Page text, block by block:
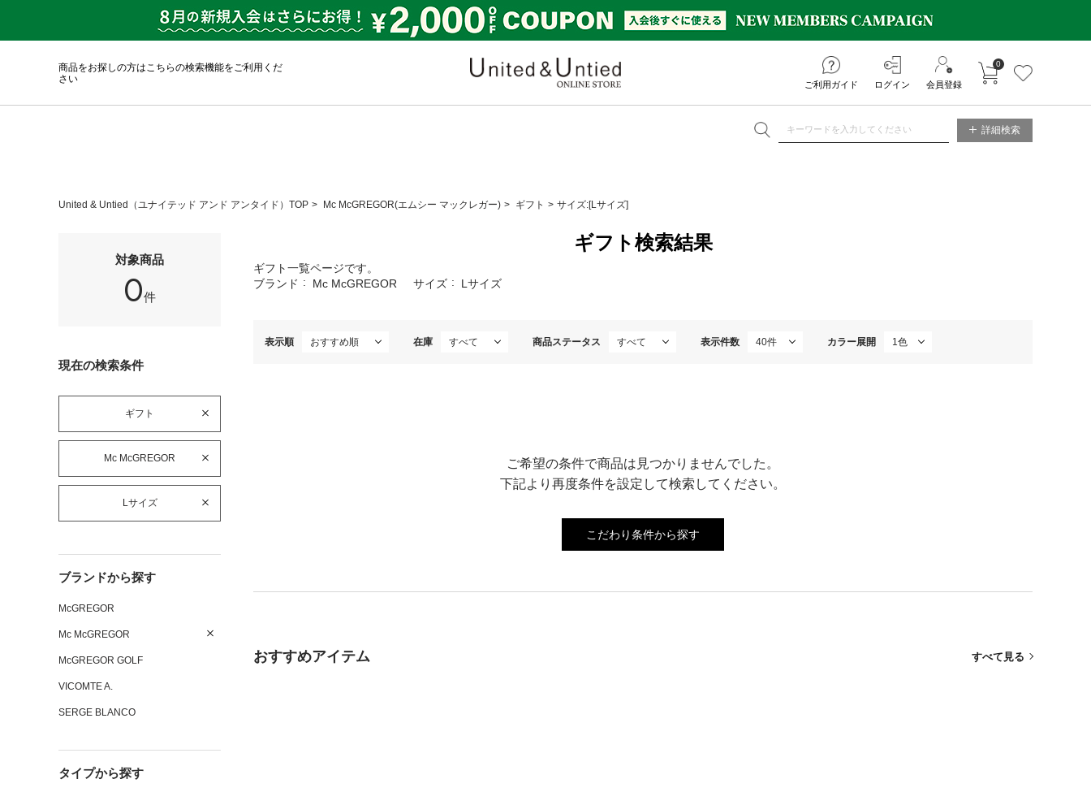
商品をお探しの方はこちらの検索機能をご利用くだ
さい
ご利用ガイド ログイン 会員登録
カートに入れる
0
詳細検索
United & Untied（ユナイテッド アンド アンタイド）TOP Mc McGREGOR(エムシー マックレガー) ギフト サイズ:[Lサイズ]
対象商品
0件
現在の検索条件
ギフト
Mc McGREGOR
Lサイズ
ブランドから探す
McGREGOR
Mc McGREGOR
McGREGOR GOLF
VICOMTE A.
SERGE BLANCO
タイプから探す
ギフト検索結果
ギフト一覧ページです。
ブランド
Mc McGREGOR サイズ Lサイズ
表示順 在庫 商品ステータス 表示件数 カラー展開
ご希望の条件で商品は見つかりませんでした。
下記より再度条件を設定して検索してください。
こだわり条件から探す
おすすめアイテム すべて見る